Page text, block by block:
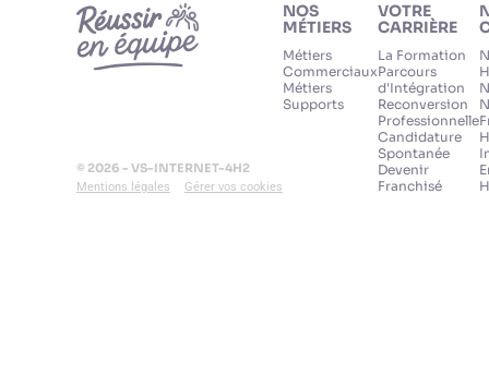
© 2026 - VS-INTERNET-4H2
Mentions légales Gérer vos cookies
NOS
MÉTIERS
Métiers
Commerciaux
Métiers
Supports
VOTRE
CARRIÈRE
La Formation
Parcours
d'Intégration
Reconversion
Professionnelle
Candidature
Spontanée
Devenir
Franchisé